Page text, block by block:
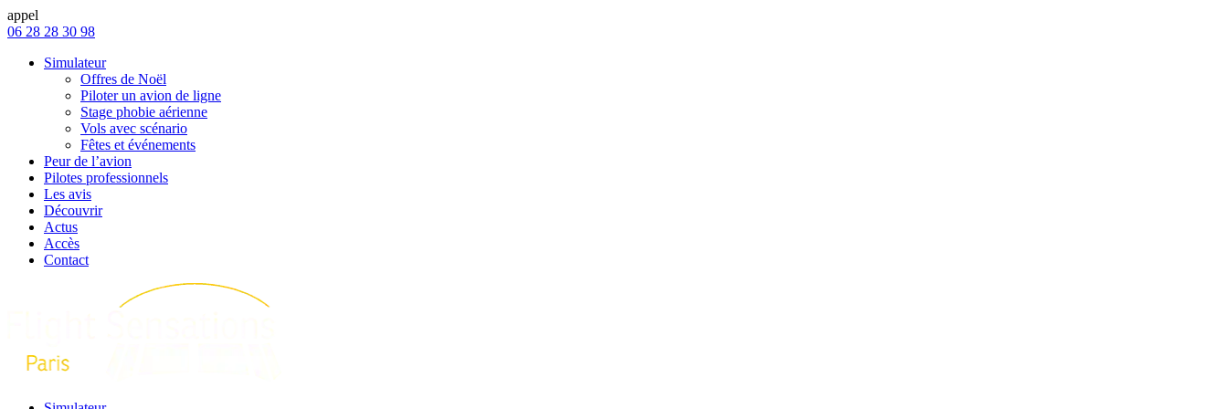
appel
06 28 28 30 98
Simulateur
Offres de Noël
Piloter un avion de ligne
Stage phobie aérienne
Vols avec scénario
Fêtes et événements
Peur de l’avion
Pilotes professionnels
Les avis
Découvrir
Actus
Accès
Contact